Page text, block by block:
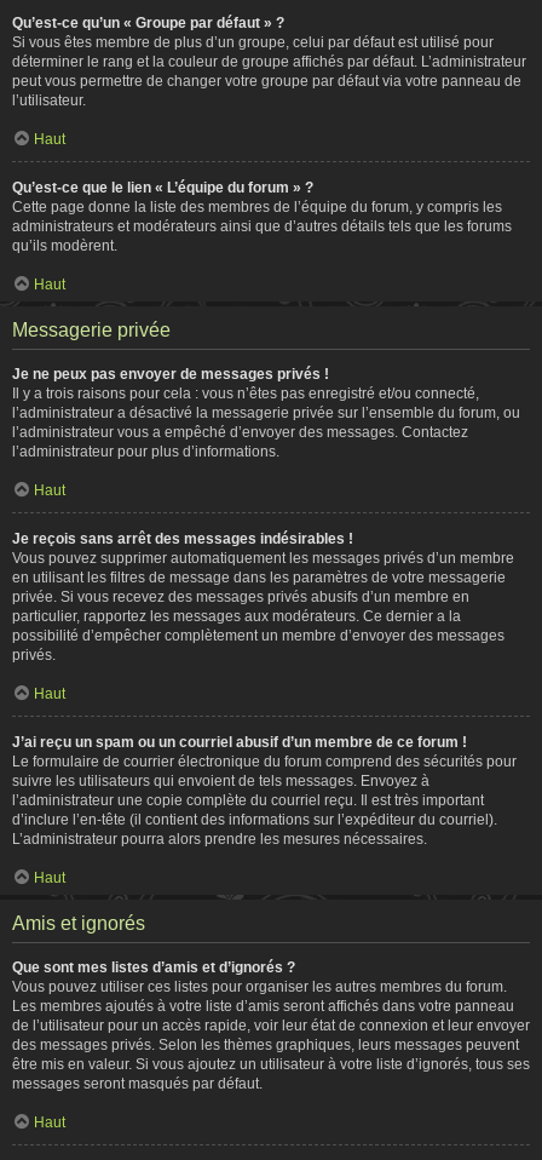
Qu’est-ce qu’un « Groupe par défaut » ?
Si vous êtes membre de plus d’un groupe, celui par défaut est utilisé pour
déterminer le rang et la couleur de groupe affichés par défaut. L’administrateur
peut vous permettre de changer votre groupe par défaut via votre panneau de
l’utilisateur.
Haut
Qu’est-ce que le lien « L’équipe du forum » ?
Cette page donne la liste des membres de l’équipe du forum, y compris les
administrateurs et modérateurs ainsi que d’autres détails tels que les forums
qu’ils modèrent.
Haut
Messagerie privée
Je ne peux pas envoyer de messages privés !
Il y a trois raisons pour cela : vous n’êtes pas enregistré et/ou connecté,
l’administrateur a désactivé la messagerie privée sur l’ensemble du forum, ou
l’administrateur vous a empêché d’envoyer des messages. Contactez
l’administrateur pour plus d’informations.
Haut
Je reçois sans arrêt des messages indésirables !
Vous pouvez supprimer automatiquement les messages privés d’un membre
en utilisant les filtres de message dans les paramètres de votre messagerie
privée. Si vous recevez des messages privés abusifs d’un membre en
particulier, rapportez les messages aux modérateurs. Ce dernier a la
possibilité d’empêcher complètement un membre d’envoyer des messages
privés.
Haut
J’ai reçu un spam ou un courriel abusif d’un membre de ce forum !
Le formulaire de courrier électronique du forum comprend des sécurités pour
suivre les utilisateurs qui envoient de tels messages. Envoyez à
l’administrateur une copie complète du courriel reçu. Il est très important
d’inclure l’en-tête (il contient des informations sur l’expéditeur du courriel).
L’administrateur pourra alors prendre les mesures nécessaires.
Haut
Amis et ignorés
Que sont mes listes d’amis et d’ignorés ?
Vous pouvez utiliser ces listes pour organiser les autres membres du forum.
Les membres ajoutés à votre liste d’amis seront affichés dans votre panneau
de l’utilisateur pour un accès rapide, voir leur état de connexion et leur envoyer
des messages privés. Selon les thèmes graphiques, leurs messages peuvent
être mis en valeur. Si vous ajoutez un utilisateur à votre liste d’ignorés, tous ses
messages seront masqués par défaut.
Haut